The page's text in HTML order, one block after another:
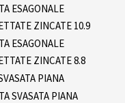
ESAGONALE
ZINCATE 10.9
ESAGONALE
ZINCATE 8.8
PIANA
SVASATA PIANA